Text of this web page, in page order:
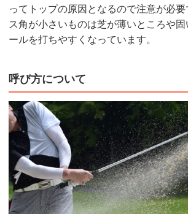
ってトップの原因となるので注意が必
ス角が小さいものは芝が薄いところや
ールを打ちやすくなっています。
呼び方について